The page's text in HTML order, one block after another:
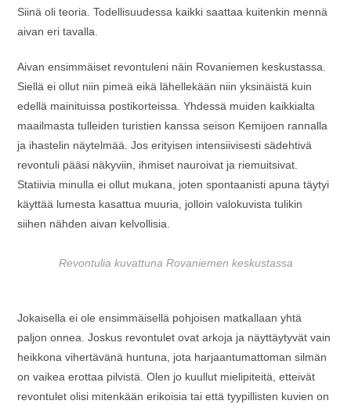
Siinä oli teoria. Todellisuudessa kaikki saattaa kuitenkin mennä
aivan eri tavalla.
Aivan ensimmäiset revontuleni näin Rovaniemen keskustassa.
Siellä ei ollut niin pimeä eikä lähellekään niin yksinäistä kuin
edellä mainituissa postikorteissa. Yhdessä muiden kaikkialta
maailmasta tulleiden turistien kanssa seison Kemijoen rannalla
ja ihastelin näytelmää. Jos erityisen intensiivisesti sädehtivä
revontuli pääsi näkyviin, ihmiset nauroivat ja riemuitsivat.
Statiivia minulla ei ollut mukana, joten spontaanisti apuna täytyi
käyttää lumesta kasattua muuria, jolloin valokuvista tulikin
siihen nähden aivan kelvollisia.
Revontulia kuvattuna Rovaniemen keskustassa
Jokaisella ei ole ensimmäisellä pohjoisen matkallaan yhtä
paljon onnea. Joskus revontulet ovat arkoja ja näyttäytyvät vain
heikkona vihertävänä huntuna, jota harjaantumattoman silmän
on vaikea erottaa pilvistä. Olen jo kuullut mielipiteitä, etteivät
revontulet olisi mitenkään erikoisia tai että tyypillisten kuvien on